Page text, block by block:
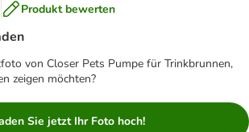
Produkt bewerten
von Closer Pets Pumpe für Trinkbrunnen,
zeigen möchten?
Sie jetzt Ihr Foto hoch!